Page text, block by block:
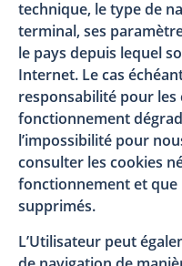
technique, le type de
terminal, ses
le pays depuis lequel
Internet. Le cas
responsabilité pour les
fonctionnement
l’impossibilité pour
consulter les cookies
fonctionnement et que
supprimés.
L’Utilisateur peut